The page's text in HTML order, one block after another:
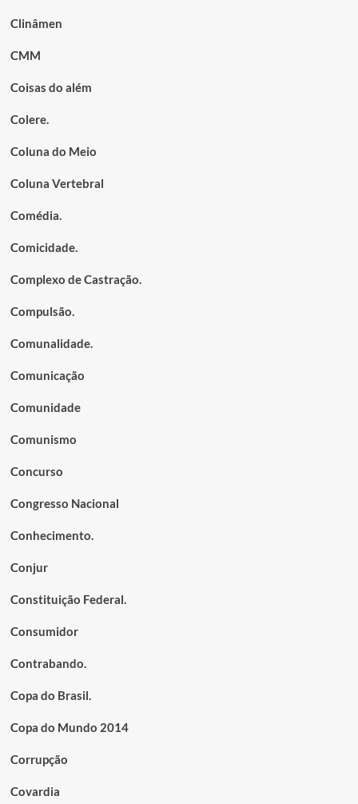
Clinâmen
CMM
Coisas do além
Colere.
Coluna do Meio
Coluna Vertebral
Comédia.
Comicidade.
Complexo de Castração.
Compulsão.
Comunalidade.
Comunicação
Comunidade
Comunismo
Concurso
Congresso Nacional
Conhecimento.
Conjur
Constituição Federal.
Consumidor
Contrabando.
Copa do Brasil.
Copa do Mundo 2014
Corrupção
Covardia